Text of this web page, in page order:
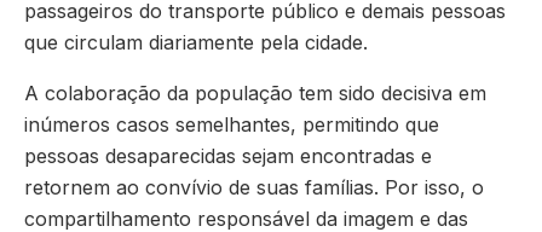
passageiros do transporte público e demais pessoas
que circulam diariamente pela cidade.
A colaboração da população tem sido decisiva em
inúmeros casos semelhantes, permitindo que
pessoas desaparecidas sejam encontradas e
retornem ao convívio de suas famílias. Por isso, o
compartilhamento responsável da imagem e das